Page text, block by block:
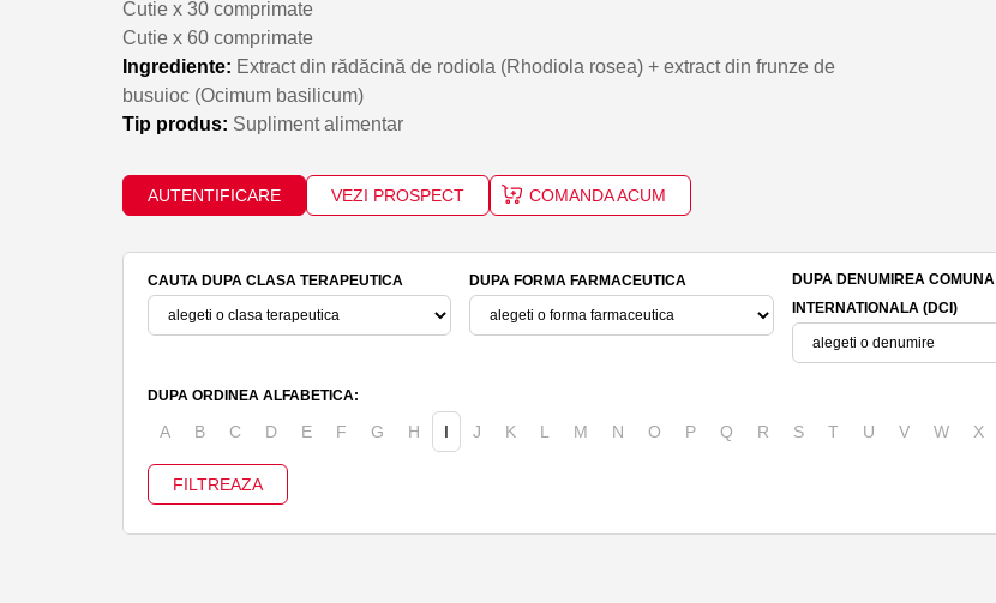
Cutie x 30 comprimate
Cutie x 60 comprimate
Ingrediente: Extract din rădăcină de rodiola (Rhodiola rosea) + extract din frunze de
busuioc (Ocimum basilicum)
Tip produs: Supliment alimentar
AUTENTIFICARE VEZI PROSPECT COMANDA ACUM
CAUTA DUPA CLASA TERAPEUTICA DUPA FORMA FARMACEUTICA
DUPA DENUMIREA COMUNA
INTERNATIONALA (DCI)
DUPA ORDINEA ALFABETICA:
A B C D E F G H I J K L M N O P Q R S T U V W X